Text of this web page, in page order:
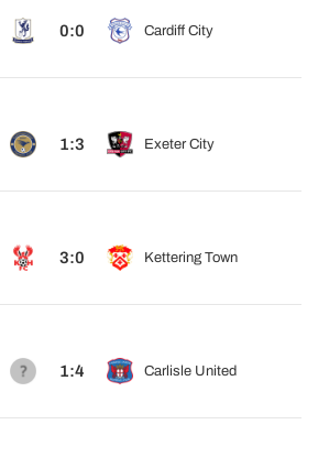
0:0 Cardiff City
1:3 Exeter City
3:0 Kettering Town
1:4 Carlisle United